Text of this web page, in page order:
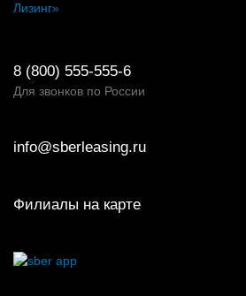
Лизинг»
8 (800) 555-555-6
Для звонков по России
info@sberleasing.ru
Филиалы на карте